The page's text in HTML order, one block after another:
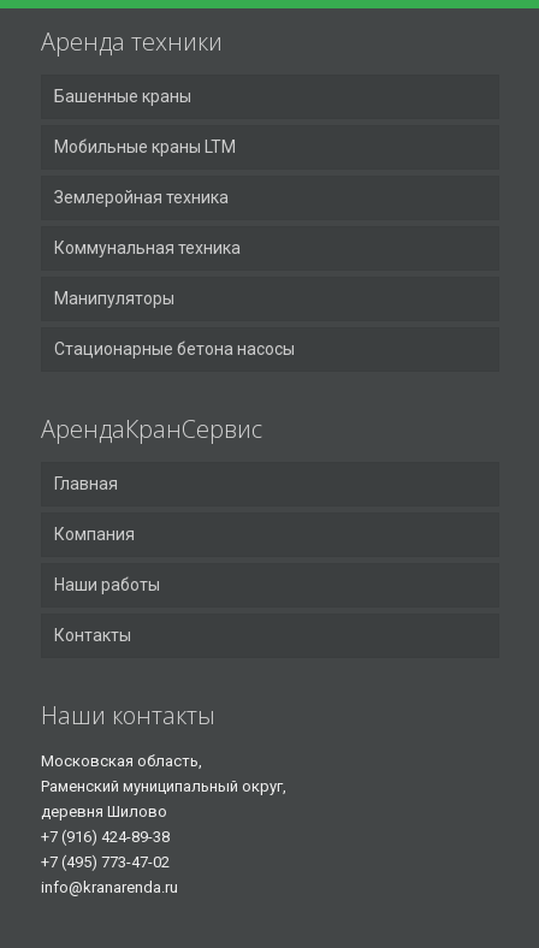
Аренда техники
Башенные краны
Мобильные краны LTM
Землеройная техника
Коммунальная техника
Манипуляторы
Стационарные бетона насосы
АрендаКранСервис
Главная
Компания
Наши работы
Контакты
Наши контакты
Московская область,
Раменский муниципальный округ,
деревня Шилово
+7 (916) 424-89-38
+7 (495) 773-47-02
info@kranarenda.ru